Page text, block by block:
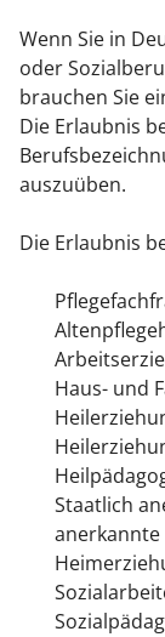
Wenn Sie in
oder
brauchen Sie
Die Erlaubnis
auszuüben.
Die Erlaubnis
Haus- und
Staatlich
anerkannte